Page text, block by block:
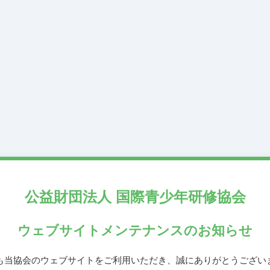
公益財団法人 国際青少年研修協会
ウェブサイトメンテナンスのお知らせ
当協会のウェブサイトをご利用いただき、誠にありがとうござい